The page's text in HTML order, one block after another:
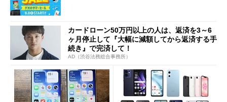
カードローン50万円以上の人は、返済を3～6
ヶ月停止して『大幅に減額してから返済する手
続き』で完済して！
AD（渋谷法務総合事務所）